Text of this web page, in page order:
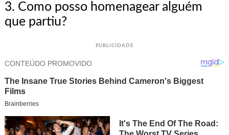
3. Como posso homenagear alguém
que partiu?
PUBLICIDADE